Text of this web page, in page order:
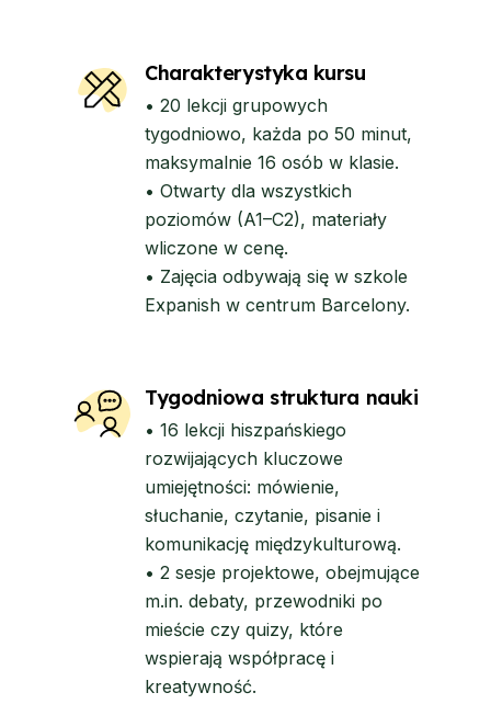
Charakterystyka kursu
• 20 lekcji grupowych
tygodniowo, każda po 50 minut,
maksymalnie 16 osób w klasie.
• Otwarty dla wszystkich
poziomów (A1–C2), materiały
wliczone w cenę.
• Zajęcia odbywają się w szkole
Expanish w centrum Barcelony.
Tygodniowa struktura nauki
• 16 lekcji hiszpańskiego
rozwijających kluczowe
umiejętności: mówienie,
słuchanie, czytanie, pisanie i
komunikację międzykulturową.
• 2 sesje projektowe, obejmujące
m.in. debaty, przewodniki po
mieście czy quizy, które
wspierają współpracę i
kreatywność.